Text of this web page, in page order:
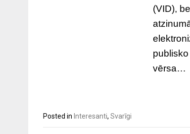
(VID),
vērsa…
Posted in Interesanti, Svarīgi